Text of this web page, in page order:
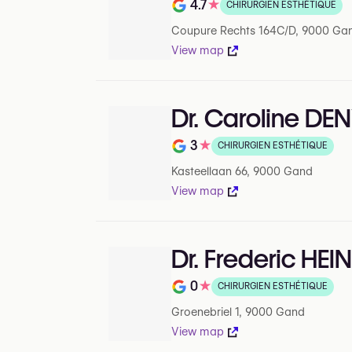
Note de 4.7 sur 5 sur Google
4.7★ CHIRURGIEN ESTHÉTIQUE
Coupure Rechts 164C/D, 9000
View map
Dr. Caroline
Note de 3 sur 5 sur Google
3★ CHIRURGIEN ESTHÉTIQUE
Kasteellaan 66, 9000 Gand
View map
Dr. Frederic
Note de 0 sur 5 sur Google
0★ CHIRURGIEN ESTHÉTIQUE
Groenebriel 1, 9000 Gand
View map